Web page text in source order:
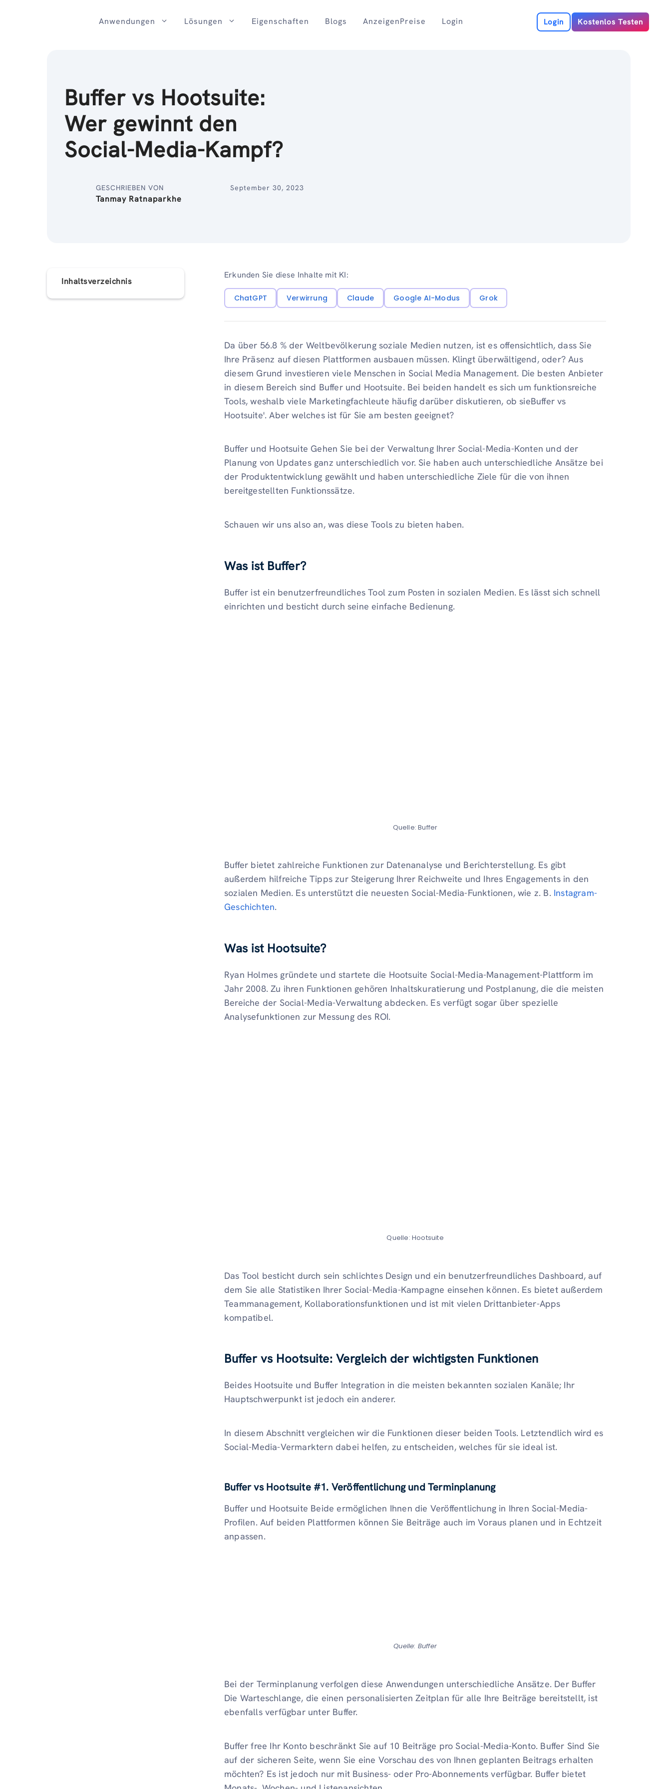
Anwendungen Lösungen Eigenschaften Blogs AnzeigenPreise Login Login Kostenlos Testen
Buffer vs Hootsuite:
Wer gewinnt den
Social-Media-Kampf?
GESCHRIEBEN VON
Tanmay Ratnaparkhe
September 30, 2023
Inhaltsverzeichnis
Erkunden Sie diese Inhalte mit KI:
ChatGPT Verwirrung Claude Google AI-Modus Grok
Da über 56.8 % der Weltbevölkerung soziale Medien nutzen, ist es offensichtlich, dass Sie
Ihre Präsenz auf diesen Plattformen ausbauen müssen. Klingt überwältigend, oder? Aus
diesem Grund investieren viele Menschen in Social Media Management. Die besten Anbieter
in diesem Bereich sind Buffer und Hootsuite. Bei beiden handelt es sich um funktionsreiche
Tools, weshalb viele Marketingfachleute häufig darüber diskutieren, ob sieBuffer vs
Hootsuite'. Aber welches ist für Sie am besten geeignet?
Buffer und Hootsuite Gehen Sie bei der Verwaltung Ihrer Social-Media-Konten und der
Planung von Updates ganz unterschiedlich vor. Sie haben auch unterschiedliche Ansätze bei
der Produktentwicklung gewählt und haben unterschiedliche Ziele für die von ihnen
bereitgestellten Funktionssätze.
Schauen wir uns also an, was diese Tools zu bieten haben.
Was ist Buffer?
Buffer ist ein benutzerfreundliches Tool zum Posten in sozialen Medien. Es lässt sich schnell
einrichten und besticht durch seine einfache Bedienung.
Quelle: Buffer
Buffer bietet zahlreiche Funktionen zur Datenanalyse und Berichterstellung. Es gibt
außerdem hilfreiche Tipps zur Steigerung Ihrer Reichweite und Ihres Engagements in den
sozialen Medien. Es unterstützt die neuesten Social-Media-Funktionen, wie z. B. Instagram-
Geschichten.
Was ist Hootsuite?
Ryan Holmes gründete und startete die Hootsuite Social-Media-Management-Plattform im
Jahr 2008. Zu ihren Funktionen gehören Inhaltskuratierung und Postplanung, die die meisten
Bereiche der Social-Media-Verwaltung abdecken. Es verfügt sogar über spezielle
Analysefunktionen zur Messung des ROI.
Quelle: Hootsuite
Das Tool besticht durch sein schlichtes Design und ein benutzerfreundliches Dashboard, auf
dem Sie alle Statistiken Ihrer Social-Media-Kampagne einsehen können. Es bietet außerdem
Teammanagement, Kollaborationsfunktionen und ist mit vielen Drittanbieter-Apps
kompatibel.
Buffer vs Hootsuite: Vergleich der wichtigsten Funktionen
Beides Hootsuite und Buffer Integration in die meisten bekannten sozialen Kanäle; Ihr
Hauptschwerpunkt ist jedoch ein anderer.
In diesem Abschnitt vergleichen wir die Funktionen dieser beiden Tools. Letztendlich wird es
Social-Media-Vermarktern dabei helfen, zu entscheiden, welches für sie ideal ist.
Buffer vs Hootsuite #1. Veröffentlichung und Terminplanung
Buffer und Hootsuite Beide ermöglichen Ihnen die Veröffentlichung in Ihren Social-Media-
Profilen. Auf beiden Plattformen können Sie Beiträge auch im Voraus planen und in Echtzeit
anpassen.
Quelle: Buffer
Bei der Terminplanung verfolgen diese Anwendungen unterschiedliche Ansätze. Der Buffer
Die Warteschlange, die einen personalisierten Zeitplan für alle Ihre Beiträge bereitstellt, ist
ebenfalls verfügbar unter Buffer.
Buffer free Ihr Konto beschränkt Sie auf 10 Beiträge pro Social-Media-Konto. Buffer Sind Sie
auf der sicheren Seite, wenn Sie eine Vorschau des von Ihnen geplanten Beitrags erhalten
möchten? Es ist jedoch nur mit Business- oder Pro-Abonnements verfügbar. Buffer bietet